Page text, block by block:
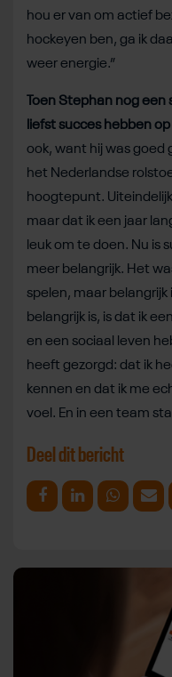
hou er van om actief
hockeyen ben, ga ik
weer energie.”
Toen Stephan nog
liefst succes hebben
ook, want hij was
het Nederlandse
hoogtepunt.
maar dat ik een jaar
leuk om te doen. Nu is
meer belangrijk. Het
spelen, maar
belangrijk is, is dat ik
en een sociaal leven
heeft gezorgd: dat ik
kennen en dat ik me
voel. En in een team
Deel dit bericht
Deel op Facebook
Deel op Linkedin
Deel op Mail link